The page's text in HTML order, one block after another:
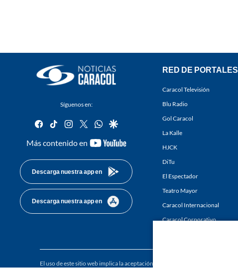
Síguenos en:
facebook
tiktok instagram
twitterwhatsapp
google
Más contenido en
youtube-
Descarga nuestra app en
Descarga nuestra app en
RED DE PORTALES
Caracol Televisión
Blu Radio
Gol Caracol
La Kalle
HJCK
DiTu
El Espectador
Teatro Mayor
Caracol Internacional
Caracol Corporativo
El uso de este sitio web implica la aceptación de los